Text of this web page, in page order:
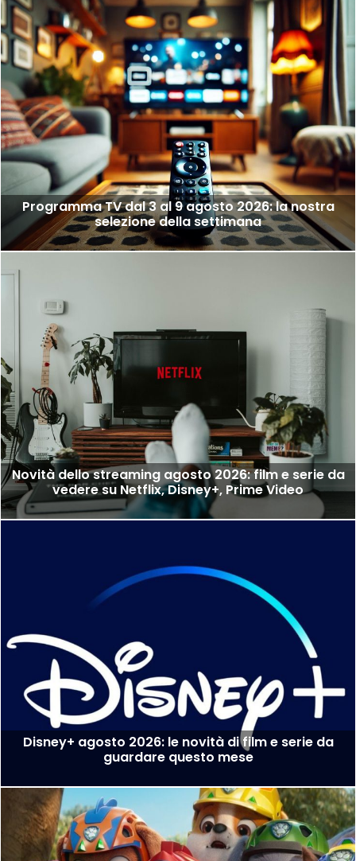
Programma TV dal 3 al 9 agosto 2026: la nostra
selezione della settimana
Novità dello streaming agosto 2026: film e serie da
vedere su Netflix, Disney+, Prime Video
Disney+ agosto 2026: le novità di film e serie da
guardare questo mese